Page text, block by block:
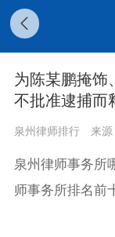
为陈某鹏掩饰
不批准逮捕而
泉州律师排行 来
泉州律师事务所
师事务所排名前